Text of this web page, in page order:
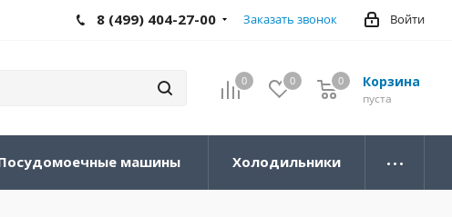
Войти
8 (499) 404-27-00 Заказать звонок
0 0 Корзина
0
пуста
0
машины Холодильники